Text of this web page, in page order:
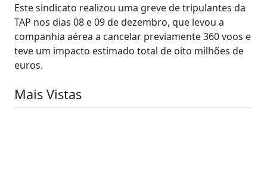
Este sindicato realizou uma greve de tripulantes da
TAP nos dias 08 e 09 de dezembro, que levou a
companhia aérea a cancelar previamente 360 voos e
teve um impacto estimado total de oito milhões de
euros.
Mais Vistas